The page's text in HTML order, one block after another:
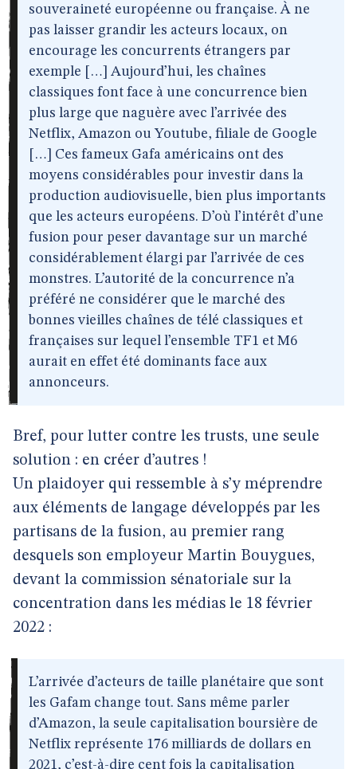
souveraineté européenne ou française. À ne
pas laisser grandir les acteurs locaux, on
encourage les concurrents étrangers par
exemple […] Aujourd’hui, les chaînes
classiques font face à une concurrence bien
plus large que naguère avec l’arrivée des
Netflix, Amazon ou Youtube, filiale de Google
[…] Ces fameux Gafa américains ont des
moyens considérables pour investir dans la
production audiovisuelle, bien plus importants
que les acteurs européens. D’où l’intérêt d’une
fusion pour peser davantage sur un marché
considérablement élargi par l’arrivée de ces
monstres. L’autorité de la concurrence n’a
préféré ne considérer que le marché des
bonnes vieilles chaînes de télé classiques et
françaises sur lequel l’ensemble TF1 et M6
aurait en effet été dominants face aux
annonceurs.
Bref, pour lutter contre les trusts, une seule
solution : en créer d’autres !
Un plaidoyer qui ressemble à s’y méprendre
aux éléments de langage développés par les
partisans de la fusion, au premier rang
desquels son employeur Martin Bouygues,
devant la commission sénatoriale sur la
concentration dans les médias le 18 février
2022 :
L’arrivée d’acteurs de taille planétaire que sont
les Gafam change tout. Sans même parler
d’Amazon, la seule capitalisation boursière de
Netflix représente 176 milliards de dollars en
2021, c’est-à-dire cent fois la capitalisation